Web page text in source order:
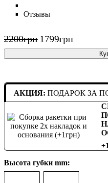
Отзывы
2200грн 1799грн
АКЦИЯ: ПОДАРОК ЗА
Высота губки mm: